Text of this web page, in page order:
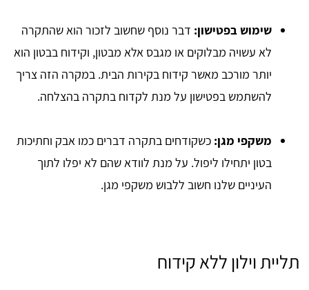
שימוש בפטישון: דבר נוסף שחשוב לזכור הוא שהתקרה
לא עשויה מבלוקים או מגבס אלא מבטון, וקידוח בבטון הוא
יותר מורכב מאשר קידוח בקירות הבית. במקרה הזה צריך
להשתמש בפטישון על מנת לקדוח בתקרה בהצלחה.
משקפי מגן: כשקודחים בתקרה דברים כמו אבק וחתיכות
בטון יתחילו ליפול. על מנת לוודא שהם לא יפלו לתוך
העיניים שלנו חשוב ללבוש משקפי מגן.
תליית וילון ללא קידוח